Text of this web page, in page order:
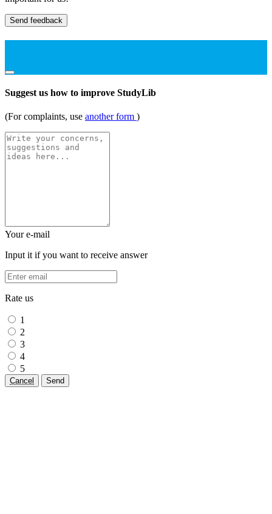
Send feedback
Suggest us how to improve StudyLib
(For complaints, use another form )
Your e-mail
Input it if you want to receive answer
Rate us
1
2
3
4
5
Cancel Send